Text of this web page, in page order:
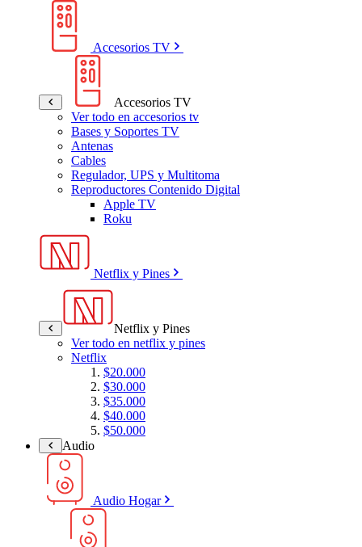
Accesorios TV
Accesorios TV
Ver todo en accesorios tv
Bases y Soportes TV
Antenas
Cables
Regulador, UPS y Multitoma
Reproductores Contenido Digital
Apple TV
Roku
Netflix y Pines
Netflix y Pines
Ver todo en netflix y pines
Netflix
$20.000
$30.000
$35.000
$40.000
$50.000
Audio
Audio Hogar